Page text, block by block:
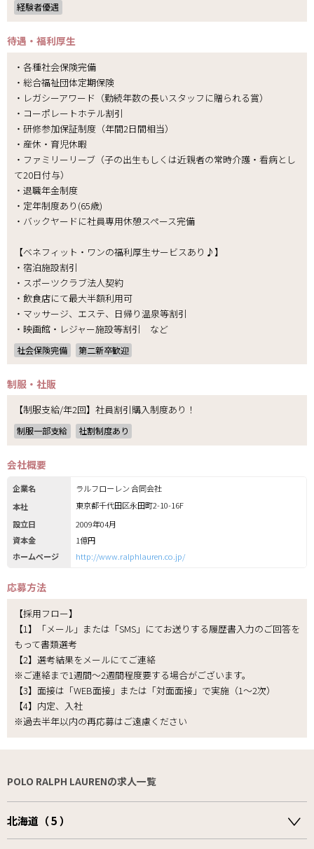
経験者優遇
待遇・福利厚生
・各種社会保険完備
・総合福祉団体定期保険
・レガシーアワード（勤続年数の長いスタッフに贈られる賞）
・コーポレートホテル割引
・研修参加保証制度（年間2日間相当）
・産休・育児休暇
・ファミリーリーブ（子の出生もしくは近親者の常時介護・看病とし
て20日付与）
・退職年金制度
・定年制度あり(65歳)
・バックヤードに社員専用休憩スペース完備
【ベネフィット・ワンの福利厚生サービスあり♪】
・宿泊施設割引
・スポーツクラブ法人契約
・飲食店にて最大半額利用可
・マッサージ、エステ、日帰り温泉等割引
・映画館・レジャー施設等割引 など
社会保険完備 第二新卒歓迎
制服・社販
【制服支給/年2回】社員割引購入制度あり！
制服一部支給 社割制度あり
会社概要
企業名
ラルフローレン 合同会社
本社
東京都千代田区永田町2-10-16F
設立日
2009年04月
資本金
1億円
ホームページ
http://www.ralphlauren.co.jp/
応募方法
【採用フロー】
【1】「メール」または「SMS」にてお送りする履歴書入力のご回答を
もって書類選考
【2】選考結果をメールにてご連絡
※ご連絡まで1週間～2週間程度要する場合がございます。
【3】面接は「WEB面接」または「対面面接」で実施（1～2次）
【4】内定、入社
※過去半年以内の再応募はご遠慮ください
POLO RALPH LAURENの求人一覧
北海道（ 5 ）